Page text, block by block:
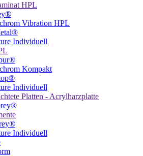
HPL
Vibration HPL
Individuell
Kompakt
Individuell
Platten - Acrylharzplatte
Individuell